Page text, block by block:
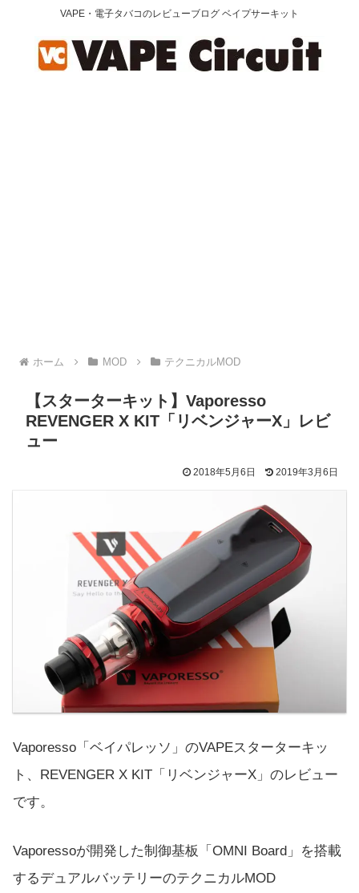
VAPE・電子タバコのレビューブログ ベイプサーキット
ホーム MOD テクニカルMOD
【スターターキット】Vaporesso
REVENGER X KIT「リベンジャーX」レビ
ュー
2018年5月6日 2019年3月6日
Vaporesso「ベイパレッソ」のVAPEスターターキッ
ト、REVENGER X KIT「リベンジャーX」のレビュー
です。
Vaporessoが開発した制御基板「OMNI Board」を搭載
するデュアルバッテリーのテクニカルMOD